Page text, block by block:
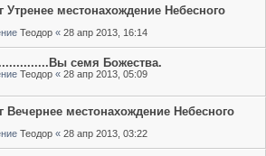
Утренее местонахождение Небесного
Теодор « 28 апр 2013, 16:14
семя Божества.
Теодор « 28 апр 2013, 05:09
Вечернее местонахождение Небесного
Теодор « 28 апр 2013, 03:22